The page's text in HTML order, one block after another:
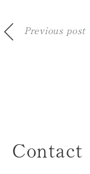
Previous post
Contact